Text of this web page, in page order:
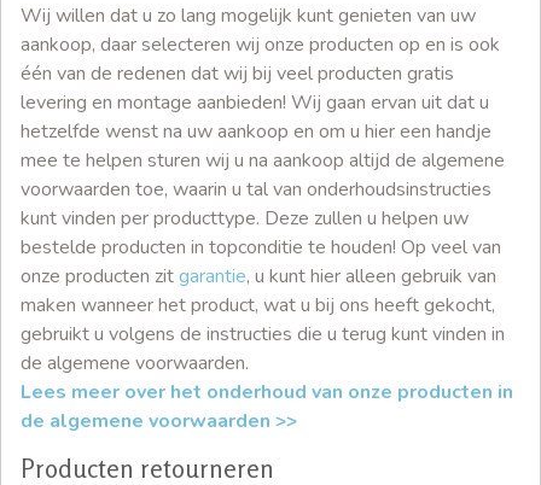
Wij willen dat u zo lang mogelijk kunt genieten van uw
aankoop, daar selecteren wij onze producten op en is ook
één van de redenen dat wij bij veel producten gratis
levering en montage aanbieden! Wij gaan ervan uit dat u
hetzelfde wenst na uw aankoop en om u hier een handje
mee te helpen sturen wij u na aankoop altijd de algemene
voorwaarden toe, waarin u tal van onderhoudsinstructies
kunt vinden per producttype. Deze zullen u helpen uw
bestelde producten in topconditie te houden! Op veel van
onze producten zitgarantie, u kunt hier alleen gebruik van
maken wanneer het product, wat u bij ons heeft gekocht,
gebruikt u volgens de instructies die u terug kunt vinden in
de algemene voorwaarden.
Lees meer over het onderhoud van onze producten in
de algemene voorwaarden >>
Producten retourneren